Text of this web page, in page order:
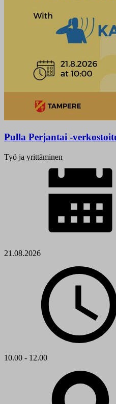
Pulla Perjantai -
Työ ja yrittäminen
21.08.2026
10.00 - 12.00